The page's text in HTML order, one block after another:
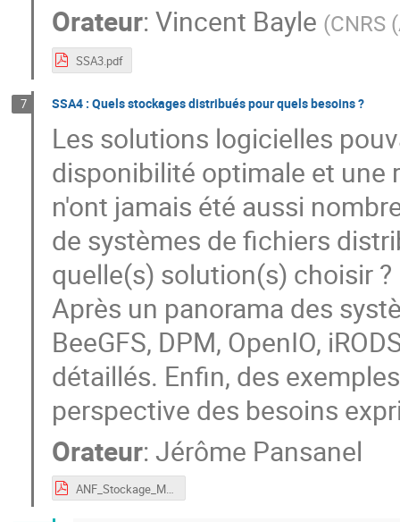
Orateur:Vincent Bayle (CNRS
SSA3.pdf
7 SSA4 : Quels stockages distribués pour quels besoins ?
Les solutions logicielles
disponibilité optimale et une
n'ont jamais été aussi
de systèmes de fichiers
quelle(s) solution(s) choisir ?
Après un panorama des
BeeGFS, DPM, OpenIO,
détaillés. Enfin, des
perspective des besoins
Orateur:Jérôme Pansanel
ANF_Stockage_Mathrice_03012018.pdf